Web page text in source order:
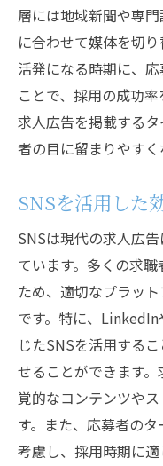
層には地域新聞や専
に合わせて媒体を切
活発になる時期に、
ことで、採用の成功
求人広告を掲載する
者の目に留まりやすく
SNSを活用した
SNSは現代の求人広
ています。多くの求
ため、適切なプラッ
です。特に、
じたSNSを活用する
せることができます
覚的なコンテンツや
す。また、応募者の
考慮し、採用時期に